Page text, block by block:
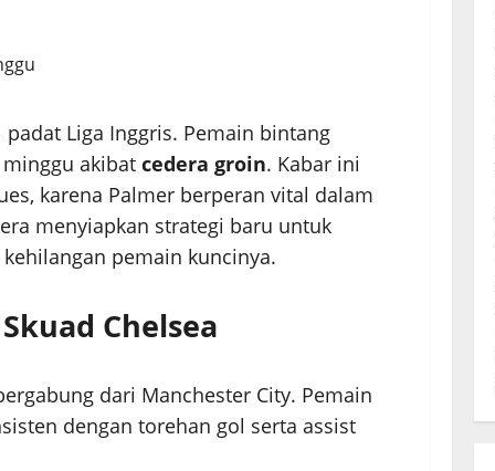
Liga Inggris. Pemain bintang
akibat cedera groin. Kabar ini
karena Palmer berperan vital dalam
menyiapkan strategi baru untuk
pemain kuncinya.
Chelsea
dari Manchester City. Pemain
dengan torehan gol serta assist